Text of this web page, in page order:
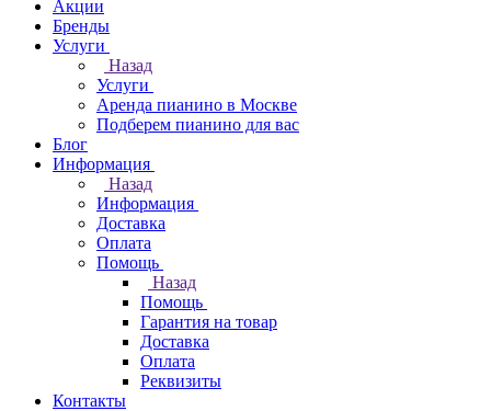
Акции
Бренды
Услуги
Назад
Услуги
Аренда пианино в Москве
Подберем пианино для вас
Блог
Информация
Назад
Информация
Доставка
Оплата
Помощь
Назад
Помощь
Гарантия на товар
Доставка
Оплата
Реквизиты
Контакты